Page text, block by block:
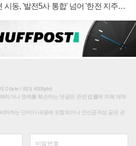
시동, '발전5사 통합' 넘어 '한전 지주사'
0 byte / 최대 400byte)
하거나 명예를 훼손하는 댓글은 관련 법률에 의해 제재
하하는 단어가 내용에 포함되거나 인신공격성 글은 관